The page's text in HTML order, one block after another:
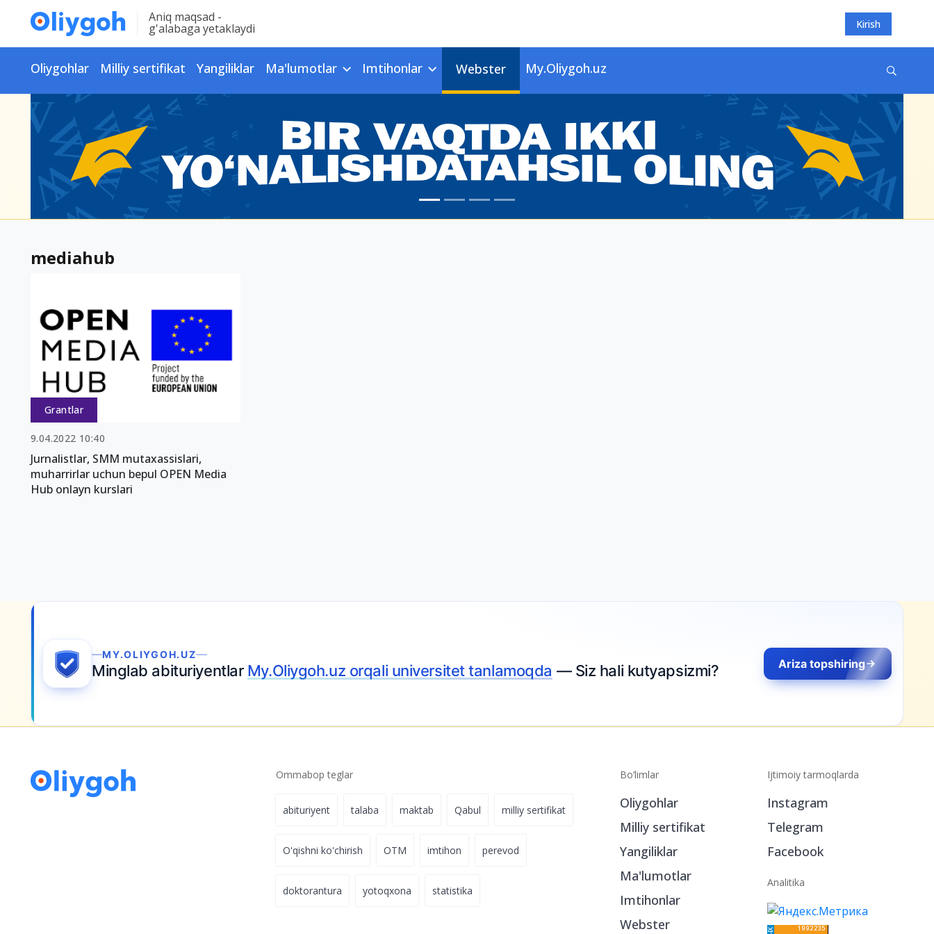
Aniq maqsad -
g'alabaga yetaklaydi Kirish
Oliygohlar Milliy sertifikat Yangiliklar Ma'lumotlar Imtihonlar Webster My.Oliygoh.uz
mediahub
Grantlar
9.04.2022 10:40
Jurnalistlar, SMM mutaxassislari,
muharrirlar uchun bepul OPEN Media
Hub onlayn kurslari
MY.OLIYGOH.UZ
Minglab abituriyentlar My.Oliygoh.uz orqali universitet tanlamoqda — Siz hali kutyapsizmi? Ariza topshiring
Ommabop teglar
abituriyent talaba maktab Qabul milliy sertifikat
O'qishni ko'chirish OTM imtihon perevod
doktorantura yotoqxona statistika
Bo‘limlar
Oliygohlar
Milliy sertifikat
Yangiliklar
Ma'lumotlar
Imtihonlar
Webster
Ijtimoiy tarmoqlarda
Instagram
Telegram
Facebook
Analitika